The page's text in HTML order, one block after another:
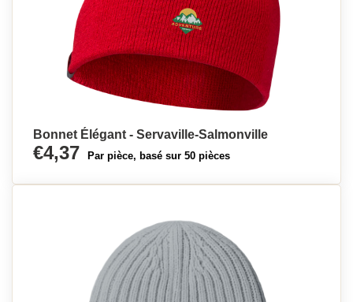
Bonnet Élégant - Servaville-Salmonville
€4,37 Par pièce, basé sur 50 pièces